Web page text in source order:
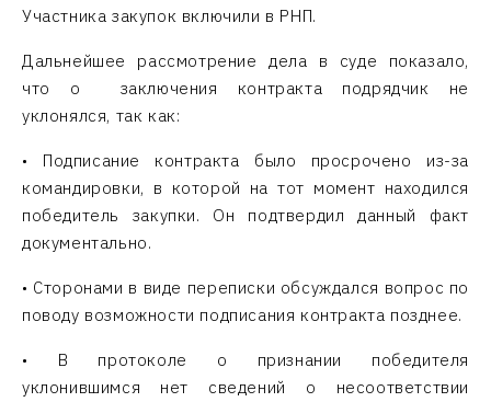
Участника закупок включили в РНП.
Дальнейшее рассмотрение дела в суде показало,
что о заключения контракта подрядчик не
уклонялся, так как:
• Подписание контракта было просрочено из-за
командировки, в которой на тот момент находился
победитель закупки. Он подтвердил данный факт
документально.
• Сторонами в виде переписки обсуждался вопрос по
поводу возможности подписания контракта позднее.
• В протоколе о признании победителя
уклонившимся нет сведений о несоответствии